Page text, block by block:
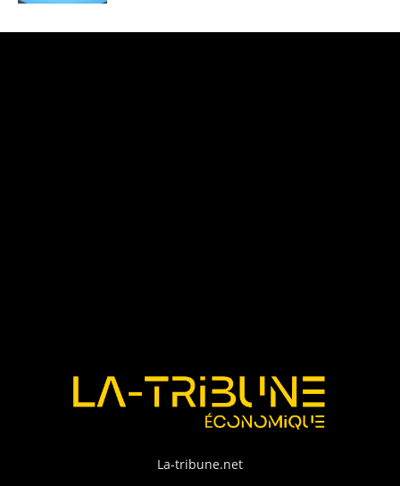
La-tribune.net